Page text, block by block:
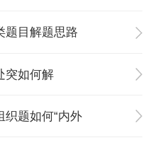
题目解题思路
突如何解
织题如何“内外